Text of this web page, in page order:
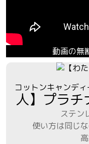
動画の無
コットンキャンデ
人】プラチ
ステン
使い方は同じ